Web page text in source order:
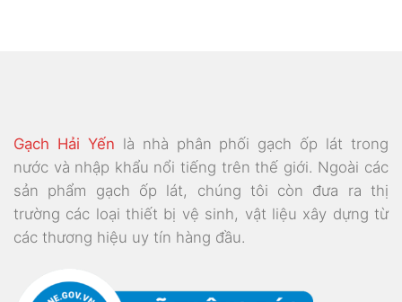
Gạch Hải Yến là nhà phân phối gạch ốp lát trong
nước và nhập khẩu nổi tiếng trên thế giới. Ngoài các
sản phẩm gạch ốp lát, chúng tôi còn đưa ra thị
trường các loại thiết bị vệ sinh, vật liệu xây dựng từ
các thương hiệu uy tín hàng đầu.